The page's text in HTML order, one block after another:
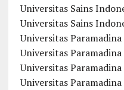
Universitas Sains
Universitas Sains
Universitas Paramadina
Universitas
Universitas Paramadina
Universitas